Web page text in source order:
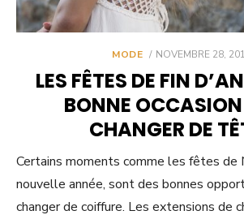
MODE
POSTED
NOVEMBRE 28,
LES FÊTES DE FIN
BONNE
CHANGER DE
Certains moments comme les fêtes de
nouvelle année, sont des bonnes
changer de coiffure. Les extensions de